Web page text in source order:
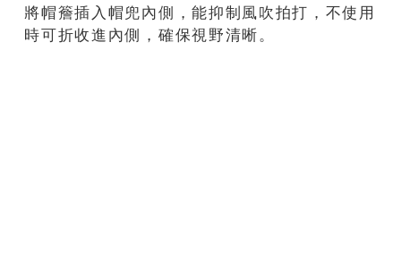
將帽簷插入帽兜內側，能抑制風吹拍打，不使用
時可折收進內側，確保視野清晰。